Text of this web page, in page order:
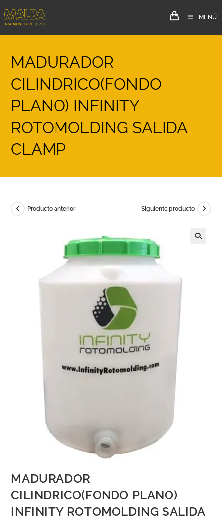
MENÚ
MADURADOR
CILINDRICO(FONDO
PLANO) INFINITY
ROTOMOLDING SALIDA
CLAMP
Producto anterior Siguiente producto
MADURADOR
CILINDRICO(FONDO PLANO)
INFINITY ROTOMOLDING SALIDA